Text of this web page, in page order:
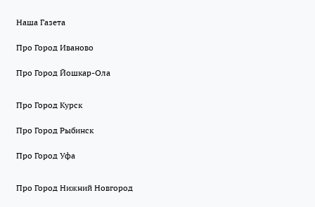
Наша Газета
Про Город Иваново
Про Город Йошкар-Ола
Про Город Курск
Про Город Рыбинск
Про Город Уфа
Про Город Нижний Новгород